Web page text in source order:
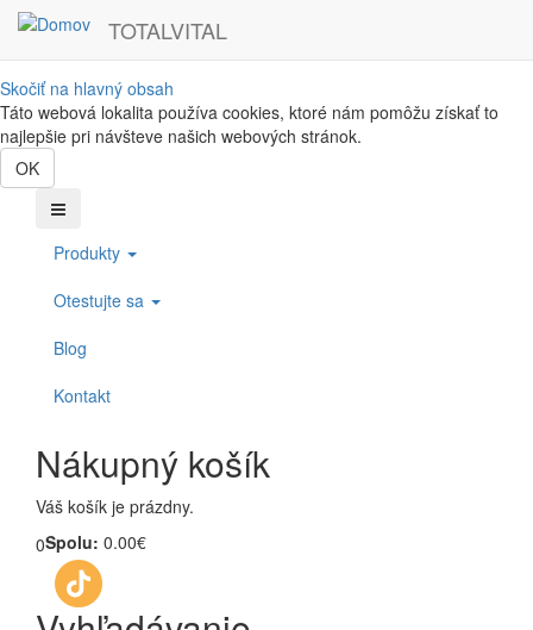
Skočiť na hlavný obsah
Táto webová lokalita používa cookies, ktoré nám pomôžu získať to
najlepšie pri návšteve našich webových stránok.
OK
TOTALVITAL
Produkty
Otestujte sa
Blog
Kontakt
Nákupný košík
Váš košík je prázdny.
0Spolu: 0.00€